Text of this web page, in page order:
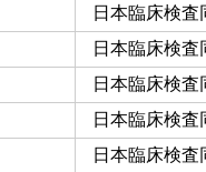
日本臨床検査
日本臨床検査
日本臨床検査
日本臨床検査
日本臨床検査